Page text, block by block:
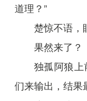
道理？”
楚惊不语，
果然来了？
独孤阿狼
们来输出，结果